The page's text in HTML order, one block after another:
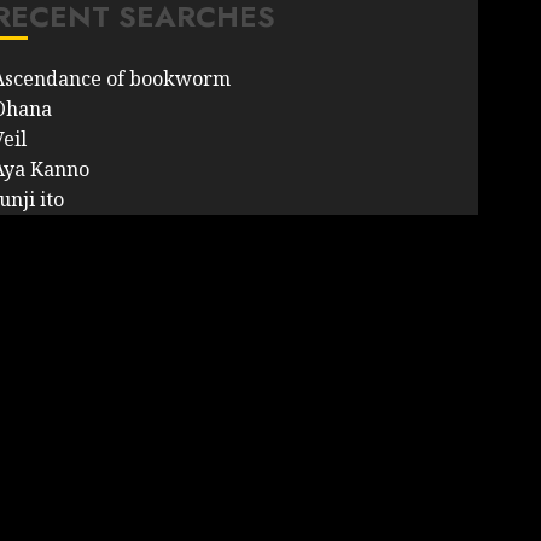
SEARCHES
of bookworm
Kanno
ito